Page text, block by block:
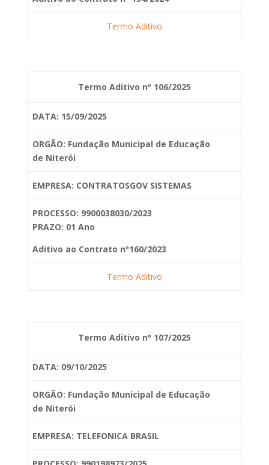
Termo Aditivo
Termo Aditivo nº 106/2025
DATA: 15/09/2025
ORGÃO: Fundação Municipal de Educação
de Niterói
EMPRESA: CONTRATOSGOV SISTEMAS
PROCESSO: 9900038030/2023
PRAZO: 01 Ano
Aditivo ao Contrato nº160/2023
Termo Aditivo
Termo Aditivo nº 107/2025
DATA: 09/10/2025
ORGÃO: Fundação Municipal de Educação
de Niterói
EMPRESA: TELEFONICA BRASIL